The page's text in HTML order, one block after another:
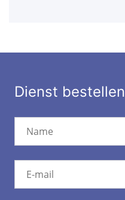
Dienst bestellen